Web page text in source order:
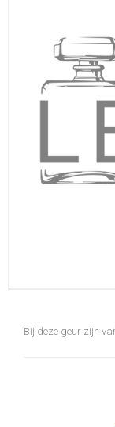
Bij deze geur zijn